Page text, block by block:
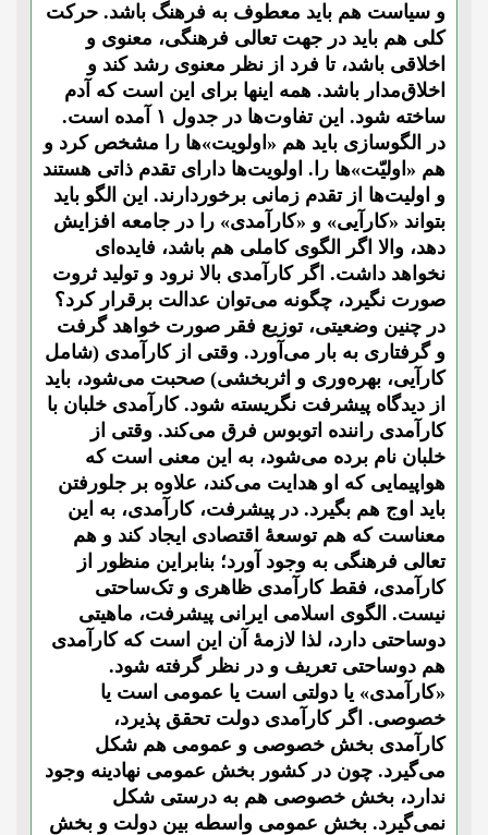
و سیاست هم باید معطوف به فرهنگ باشد. حرکت
کلی هم باید در جهت تعالی فرهنگی، معنوی و
اخلاقی باشد، تا فرد از نظر معنوی رشد کند و
اخلاق‌مدار باشد. همه اینها برای این است که آدم
ساخته شود. این تفاوت‌ها در جدول ۱ آمده است.
در الگوسازی باید هم «اولویت»ها را مشخص کرد و
هم «اولیّت»ها را. اولویت‌ها دارای تقدم ذاتی هستند
و اولیت‌ها از تقدم زمانی برخوردارند. این الگو باید
بتواند «کارآیی» و «کارآمدی» را در جامعه افزایش
دهد، والا اگر الگوی کاملی هم باشد، فایده‌ای
نخواهد داشت. اگر کارآمدی بالا نرود و تولید ثروت
صورت نگیرد، چگونه می‌توان عدالت برقرار کرد؟
در چنین وضعیتی، توزیع فقر صورت خواهد گرفت
و گرفتاری به بار می‌آورد. وقتی از کارآمدی (شامل
کارآیی، بهره‌وری و اثربخشی) صحبت می‌شود، باید
از دیدگاه پیشرفت نگریسته ‌شود. کارآمدی خلبان با
کارآمدی راننده اتوبوس فرق می‌کند. وقتی از
خلبان نام برده می‌شود، به این معنی است که
هواپیمایی که او هدایت می‌کند، علاوه بر جلورفتن
باید اوج هم بگیرد. در پیشرفت، کارآمدی، به این
معناست که هم توسعۀ اقتصادی ایجاد کند و هم
تعالی فرهنگی به وجود آورد؛ بنابراین منظور از
کارآمدی، فقط کارآمدی ظاهری و تک‌ساحتی
نیست. الگوی اسلامی ایرانی پیشرفت، ماهیتی
دوساحتی دارد، لذا لازمۀ آن این است که کارآمدی
هم دوساحتی تعریف و در نظر گرفته شود.
«کارآمدی» یا دولتی است یا عمومی است یا
خصوصی. اگر کارآمدی دولت تحقق پذیرد،
کارآمدی بخش خصوصی و عمومی هم شکل
می‌گیرد. چون در کشور بخش عمومی نهادینه وجود
ندارد، بخش خصوصی هم به درستی شکل
نمی‌گیرد. بخش عمومی واسطه بین دولت و بخش